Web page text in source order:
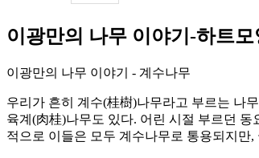
이광만의 나무 이야기-하트
이광만의 나무 이야기 - 계수나무
우리가 흔히 계수(桂樹)나무라고 부르는 나
육계(肉桂)나무도 있다. 어린 시절 부르던
적으로 이들은 모두 계수나무로 통용되지